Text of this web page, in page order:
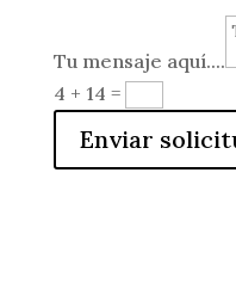
Tu mensaje aquí....
4 + 14 =
Enviar